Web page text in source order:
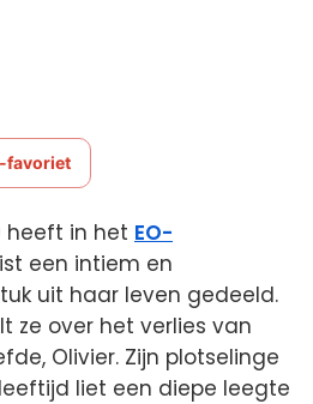
favoriet
heeft in het EO-
een intiem en
uit haar leven gedeeld.
ze over het verlies van
Olivier. Zijn plotselinge
liet een diepe leegte